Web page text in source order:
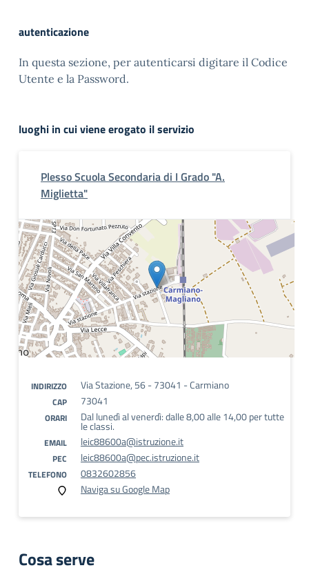
autenticazione
In questa sezione, per autenticarsi digitare il Codice
Utente e la Password.
luoghi in cui viene erogato il servizio
Plesso Scuola Secondaria di I Grado "A.
Miglietta"
INDIRIZZO Via Stazione, 56 - 73041 - Carmiano
CAP 73041
ORARI Dal lunedì al venerdì: dalle 8,00 alle 14,00 per tutte
le classi.
EMAIL leic88600a@istruzione.it
PEC leic88600a@pec.istruzione.it
TELEFONO
0832602856
Naviga su Google Map
Cosa serve